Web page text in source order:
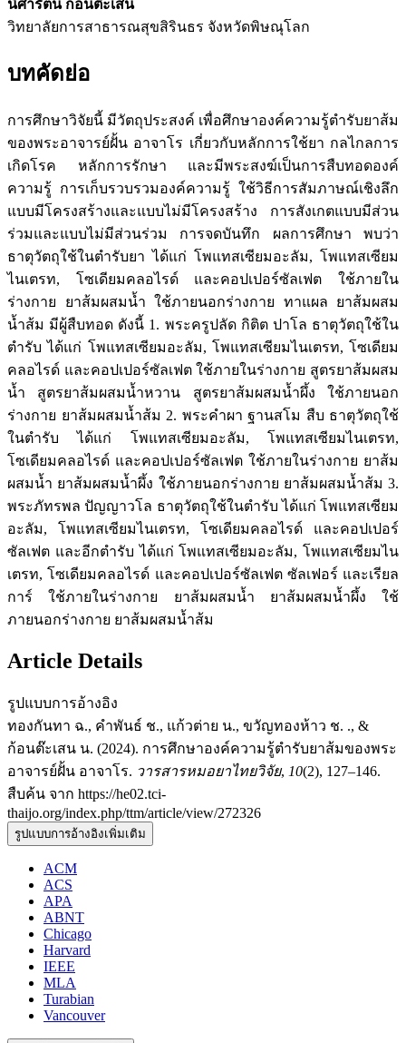
นิศารัตน์ ก้อนต๊ะเสน
วิทยาลัยการสาธารณสุขสิรินธร จังหวัดพิษณุโลก
บทคัดย่อ
การศึกษาวิจัยนี้ มีวัตถุประสงค์ เพื่อศึกษาองค์ความรู้ตำรับยาส้ม
ของพระอาจารย์ฝั้น อาจาโร เกี่ยวกับหลักการใช้ยา กลไกลการ
เกิดโรค หลักการรักษา และมีพระสงฆ์เป็นการสืบทอดองค์
ความรู้ การเก็บรวบรวมองค์ความรู้ ใช้วิธีการสัมภาษณ์เชิงลึก
แบบมีโครงสร้างและแบบไม่มีโครงสร้าง การสังเกตแบบมีส่วน
ร่วมและแบบไม่มีส่วนร่วม การจดบันทึก ผลการศึกษา พบว่า
ธาตุวัตถุใช้ในตำรับยา ได้แก่ โพแทสเซียมอะลัม, โพแทสเซียม
ไนเตรท, โซเดียมคลอไรด์ และคอปเปอร์ซัลเฟต ใช้ภายใน
ร่างกาย ยาส้มผสมน้ำ ใช้ภายนอกร่างกาย ทาแผล ยาส้มผสม
น้ำส้ม มีผู้สืบทอด ดังนี้ 1. พระครูปลัด กิติต ปาโล ธาตุวัตถุใช้ใน
ตำรับ ได้แก่ โพแทสเซียมอะลัม, โพแทสเซียมไนเตรท, โซเดียม
คลอไรด์ และคอปเปอร์ซัลเฟต ใช้ภายในร่างกาย สูตรยาส้มผสม
น้ำ สูตรยาส้มผสมน้ำหวาน สูตรยาส้มผสมน้ำผึ้ง ใช้ภายนอก
ร่างกาย ยาส้มผสมน้ำส้ม 2. พระคำผา ฐานสโม สืบ ธาตุวัตถุใช้
ในตำรับ ได้แก่ โพแทสเซียมอะลัม, โพแทสเซียมไนเตรท,
โซเดียมคลอไรด์ และคอปเปอร์ซัลเฟต ใช้ภายในร่างกาย ยาส้ม
ผสมน้ำ ยาส้มผสมน้ำผึ้ง ใช้ภายนอกร่างกาย ยาส้มผสมน้ำส้ม 3.
พระภัทรพล ปัญญาวโล ธาตุวัตถุใช้ในตำรับ ได้แก่ โพแทสเซียม
อะลัม, โพแทสเซียมไนเตรท, โซเดียมคลอไรด์ และคอปเปอร์
ซัลเฟต และอีกตำรับ ได้แก่ โพแทสเซียมอะลัม, โพแทสเซียมไน
เตรท, โซเดียมคลอไรด์ และคอปเปอร์ซัลเฟต ซัลเฟอร์ และเรียล
การ์ ใช้ภายในร่างกาย ยาส้มผสมน้ำ ยาส้มผสมน้ำผึ้ง ใช้
ภายนอกร่างกาย ยาส้มผสมน้ำส้ม
Article Details
รูปแบบการอ้างอิง
ทองกันทา ฉ., คำพันธ์ ช., แก้วต่าย น., ขวัญทองห้าว ช. ., &
ก้อนต๊ะเสน น. (2024). การศึกษาองค์ความรู้ตำรับยาส้มของพระ
อาจารย์ฝั้น อาจาโร. วารสารหมอยาไทยวิจัย, 10(2), 127–146.
สืบค้น จาก https://he02.tci-
thaijo.org/index.php/ttm/article/view/272326
รูปแบบการอ้างอิงเพิ่มเติม
ACM
ACS
APA
ABNT
Chicago
Harvard
IEEE
MLA
Turabian
Vancouver